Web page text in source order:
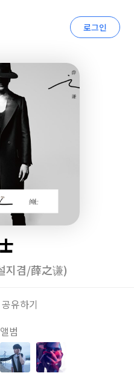
로그인
겸/薛之谦)
공유하기
범